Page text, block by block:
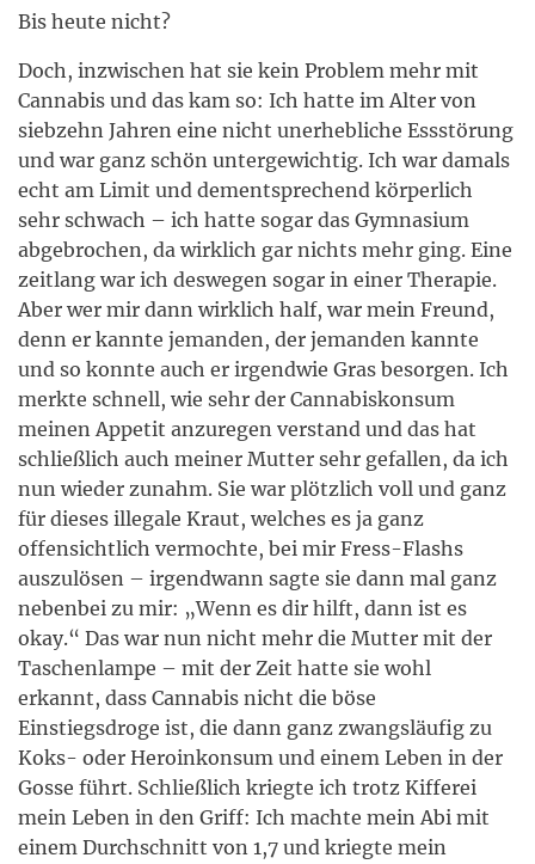
Bis heute nicht?
Doch, inzwischen hat sie kein Problem mehr mit
Cannabis und das kam so: Ich hatte im Alter von
siebzehn Jahren eine nicht unerhebliche Essstörung
und war ganz schön untergewichtig. Ich war damals
echt am Limit und dementsprechend körperlich
sehr schwach – ich hatte sogar das Gymnasium
abgebrochen, da wirklich gar nichts mehr ging. Eine
zeitlang war ich deswegen sogar in einer Therapie.
Aber wer mir dann wirklich half, war mein Freund,
denn er kannte jemanden, der jemanden kannte
und so konnte auch er irgendwie Gras besorgen. Ich
merkte schnell, wie sehr der Cannabiskonsum
meinen Appetit anzuregen verstand und das hat
schließlich auch meiner Mutter sehr gefallen, da ich
nun wieder zunahm. Sie war plötzlich voll und ganz
für dieses illegale Kraut, welches es ja ganz
offensichtlich vermochte, bei mir Fress-Flashs
auszulösen – irgendwann sagte sie dann mal ganz
nebenbei zu mir: „Wenn es dir hilft, dann ist es
okay.“ Das war nun nicht mehr die Mutter mit der
Taschenlampe – mit der Zeit hatte sie wohl
erkannt, dass Cannabis nicht die böse
Einstiegsdroge ist, die dann ganz zwangsläufig zu
Koks- oder Heroinkonsum und einem Leben in der
Gosse führt. Schließlich kriegte ich trotz Kifferei
mein Leben in den Griff: Ich machte mein Abi mit
einem Durchschnitt von 1,7 und kriegte mein